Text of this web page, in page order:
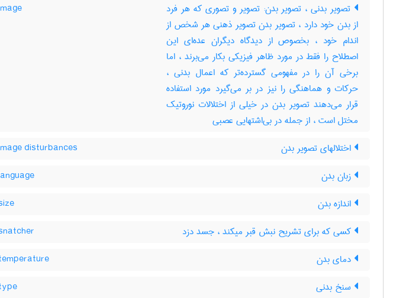
تصویر بدنی ، تصویر بدن: تصویر و تصوری که هر فرد
از بدن خود دارد ، تصویر بدن تصویر ذهنی هر شخص از
اندام خود ، بخصوص از دیدگاه دیگران عده‌ای این
اصطلاح را فقط در مورد ظاهر فیزیکی بکار می‌برند ، اما
برخی آن را در مفهومی گسترده‌تر که اعمال بدنی ،
حرکات و هماهنگی را نیز در بر می‌گیرد مورد استفاده
قرار می‌دهند تصویر بدن در خیلی از اختلالات نوروتیک
مختل است ، از جمله در بی‌اشتهایی عصبی
اختلالهای تصویر بدن disturbances
زبان بدن
اندازه بدن
کسی که برای تشریح نبش قبر میکند ، جسد دزد
دمای بدن
سنخ بدنی